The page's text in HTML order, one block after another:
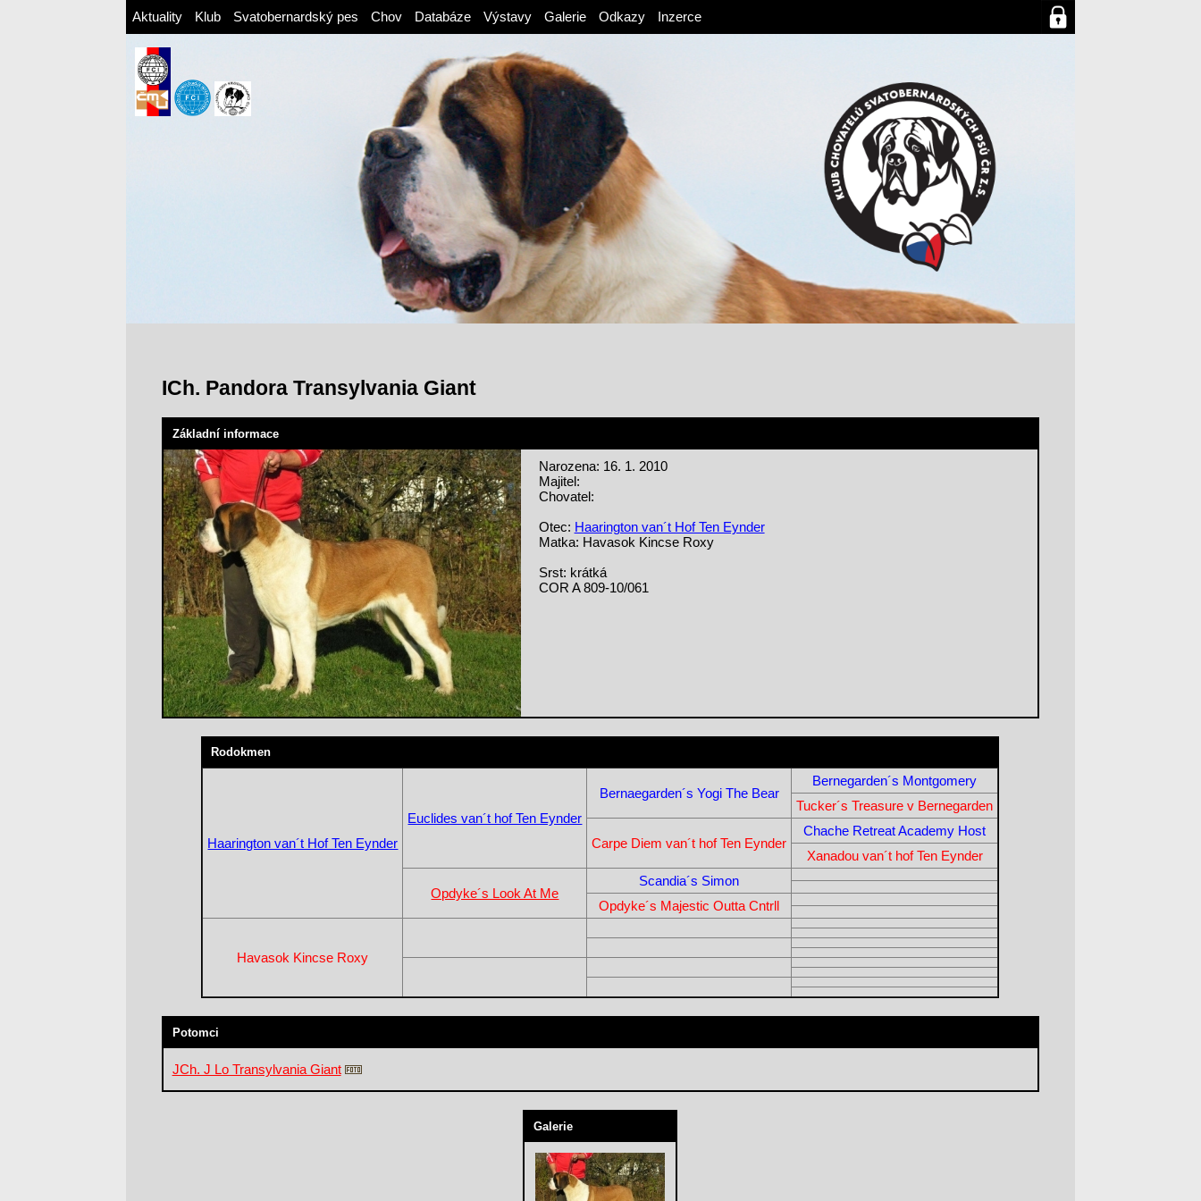
Aktuality Klub Svatobernardský pes Chov Databáze Výstavy Galerie Odkazy Inzerce
ICh. Pandora Transylvania Giant
Základní informace
Narozena: 16. 1. 2010
Majitel:
Chovatel:
Otec: Haarington van´t Hof Ten Eynder
Matka: Havasok Kincse Roxy
Srst: krátká
COR A 809-10/061
Rodokmen
Haarington van´t Hof Ten Eynder
Euclides van´t hof Ten Eynder
Bernaegarden´s Yogi The Bear
Bernegarden´s Montgomery
Tucker´s Treasure v Bernegarden
Carpe Diem van´t hof Ten Eynder
Chache Retreat Academy Host
Xanadou van´t hof Ten Eynder
Opdyke´s Look At Me
Scandia´s Simon
Opdyke´s Majestic Outta Cntrll
Havasok Kincse Roxy
Potomci
JCh. J Lo Transylvania Giant
Galerie